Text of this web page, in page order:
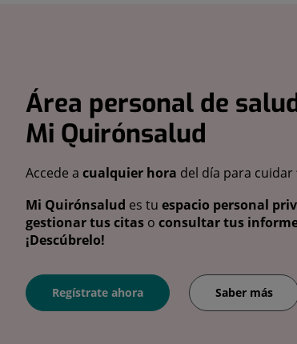
Área personal de
Mi Quirónsalud
Accede a cualquier hora del día para cuidar
Mi Quirónsalud es tu espacio personal
gestionar tus citas o consultar tus
¡Descúbrelo!
Regístrate ahora Saber más